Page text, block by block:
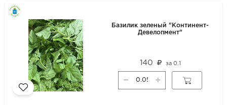
Базилик зеленый "Континент-
Девелопмент"
140 за 0.1